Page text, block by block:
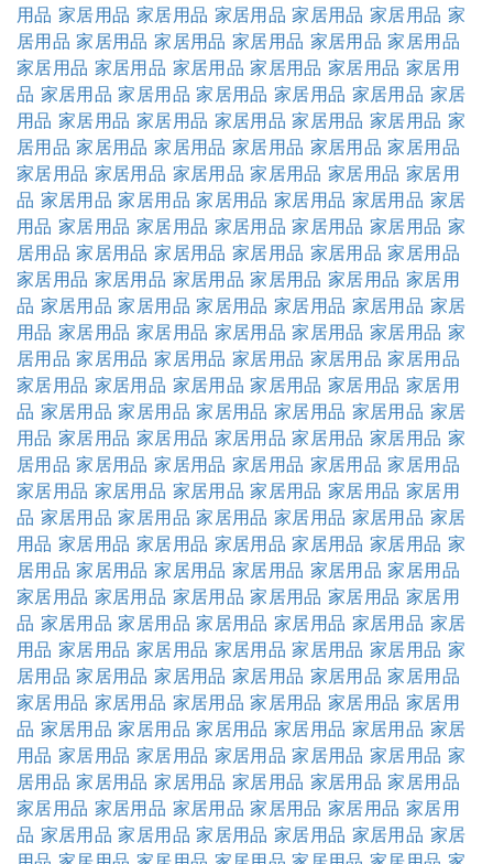
用品 家居用品 家居用品 家居用品 家居用品 家居用品 家
居用品 家居用品 家居用品 家居用品 家居用品 家居用品
家居用品 家居用品 家居用品 家居用品 家居用品 家居用
品 家居用品 家居用品 家居用品 家居用品 家居用品 家居
用品 家居用品 家居用品 家居用品 家居用品 家居用品 家
居用品 家居用品 家居用品 家居用品 家居用品 家居用品
家居用品 家居用品 家居用品 家居用品 家居用品 家居用
品 家居用品 家居用品 家居用品 家居用品 家居用品 家居
用品 家居用品 家居用品 家居用品 家居用品 家居用品 家
居用品 家居用品 家居用品 家居用品 家居用品 家居用品
家居用品 家居用品 家居用品 家居用品 家居用品 家居用
品 家居用品 家居用品 家居用品 家居用品 家居用品 家居
用品 家居用品 家居用品 家居用品 家居用品 家居用品 家
居用品 家居用品 家居用品 家居用品 家居用品 家居用品
家居用品 家居用品 家居用品 家居用品 家居用品 家居用
品 家居用品 家居用品 家居用品 家居用品 家居用品 家居
用品 家居用品 家居用品 家居用品 家居用品 家居用品 家
居用品 家居用品 家居用品 家居用品 家居用品 家居用品
家居用品 家居用品 家居用品 家居用品 家居用品 家居用
品 家居用品 家居用品 家居用品 家居用品 家居用品 家居
用品 家居用品 家居用品 家居用品 家居用品 家居用品 家
居用品 家居用品 家居用品 家居用品 家居用品 家居用品
家居用品 家居用品 家居用品 家居用品 家居用品 家居用
品 家居用品 家居用品 家居用品 家居用品 家居用品 家居
用品 家居用品 家居用品 家居用品 家居用品 家居用品 家
居用品 家居用品 家居用品 家居用品 家居用品 家居用品
家居用品 家居用品 家居用品 家居用品 家居用品 家居用
品 家居用品 家居用品 家居用品 家居用品 家居用品 家居
用品 家居用品 家居用品 家居用品 家居用品 家居用品 家
居用品 家居用品 家居用品 家居用品 家居用品 家居用品
家居用品 家居用品 家居用品 家居用品 家居用品 家居用
品 家居用品 家居用品 家居用品 家居用品 家居用品 家居